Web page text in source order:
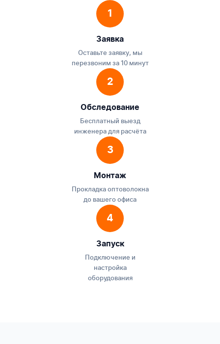
1
Заявка
Оставьте заявку, мы
перезвоним за 10 минут
2
Обследование
Бесплатный выезд
инженера для расчёта
3
Монтаж
Прокладка оптоволокна
до вашего офиса
4
Запуск
Подключение и
настройка
оборудования